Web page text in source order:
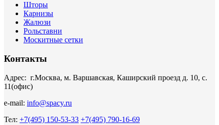
Шторы
Карнизы
Жалюзи
Рольставни
Москитные сетки
Контакты
Адрес: г.Москва, м. Варшавская, Каширский проезд д. 10, с.
11(офис)
e-mail: info@spacy.ru
Тел: +7(495) 150-53-33 +7(495) 790-16-69